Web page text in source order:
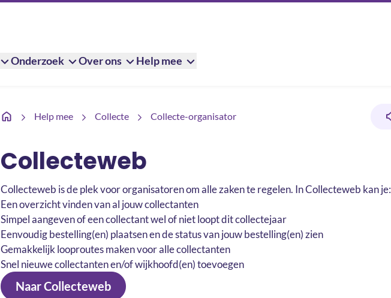
Onderzoek Over ons Help mee
Help mee Collecte Collecte-organisator
Collecteweb
Collecteweb
Collecteweb is de plek voor organisatoren om alle zaken te regelen. In Collecteweb kan je:
Een overzicht vinden van al jouw collectanten
Simpel aangeven of een collectant wel of niet loopt dit collectejaar
Eenvoudig bestelling(en) plaatsen en de status van jouw bestelling(en) zien
Gemakkelijk looproutes maken voor alle collectanten
Snel nieuwe collectanten en/of wijkhoofd(en) toevoegen
Naar Collecteweb